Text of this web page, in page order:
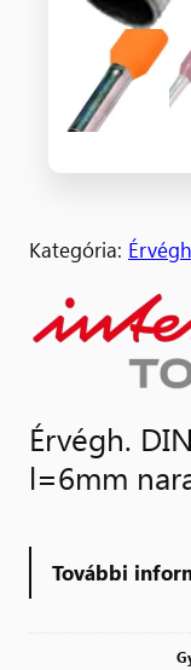
Kategória:
Érvégh.
l=6mm
További